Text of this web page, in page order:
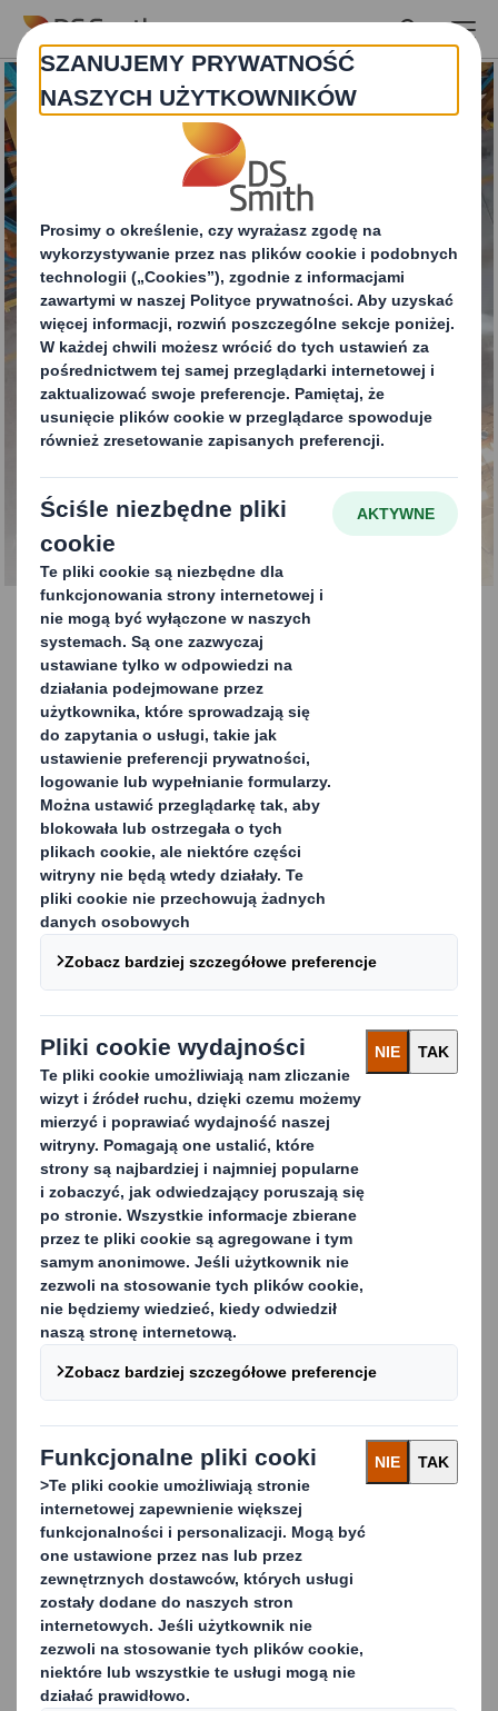
Skip to main content
Oktabiny
SKONTAKTUJ SIĘ Z NAMI
Oktabiny tekturowe -
logistyka, która się
opłaca
Nasze Oktabiny tekturowe, znane również jako
kartonowe, to wyjątkowo ekonomiczne i efektywne
rozwiązanie, które stanowi idealną alternatywę dla
transportu produktów w workach lub mniejszych
pojemnikach. Wykonane z oktagonalnej obudowy i
tektury o podwójnej lub potrójnej ściance, oferują
pojemność do 1 250 kg przy układaniu 1:1, co zapewnia
przestronność i wygodę transportu.
Zaprojektowane z myślą o rynku krajowym i
eksportowym Oktabiny pasują do palet o wymiarach
1140 x 1140 lub 1200 x 1000 mm, ale mogą być również
dostosowane do innych standardowych rozmiarów
palet, które najlepiej odpowiadają potrzebom Twojej
firmy. Dodatkowo oferujemy możliwość nadruku na
opakowaniach, co umożliwia skuteczne promowanie
marki podczas transportu.
Jakie są ich zalety?
Oktabiny nie tylko zapewniają łatwy dostęp do
towarów, ale także pomagają zoptymalizować cykl
zaopatrzenia, jednocześnie redukując koszty związane z
materiałami opakowaniowymi, robocizną i wysyłką. To
rozwiązanie, które przyczynia się do usprawnienia
procesów logistycznych, poprawiając efektywność
Twojej firmy.
Jak zamówić Oktabiny kartonowe?
Regularnie potrzebujesz większych ilości Oktabin?
Skontaktuj się z nami – chętnie przedstawimy Ci
pełen zakres możliwości i dopasujemy rozwiązanie do
Twoich potrzeb.